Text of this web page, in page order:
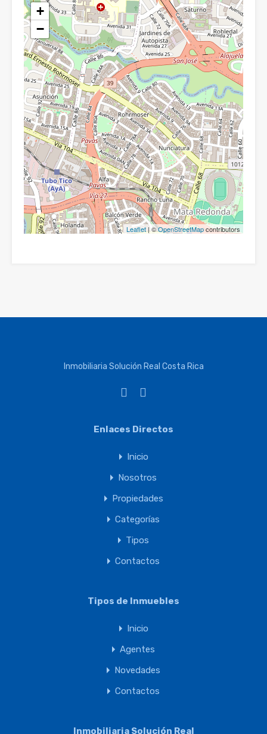
+
−
Leaflet | ©OpenStreetMapcontributors
Inmobiliaria Solución Real Costa Rica
Enlaces Directos
Inicio
Nosotros
Propiedades
Categorías
Tipos
Contactos
Tipos de Inmuebles
Inicio
Agentes
Novedades
Contactos
Inmobiliaria Solución Real